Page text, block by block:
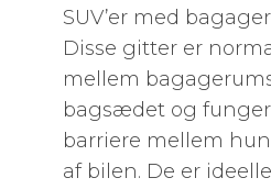
SUV’er med
Disse gitter er
mellem
bagsædet og
barriere mellem
af bilen. De er